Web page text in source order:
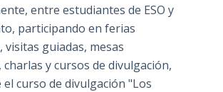
entre estudiantes de ESO y
participando en ferias
visitas guiadas, mesas
charlas y cursos de divulgación,
el curso de divulgación "Los